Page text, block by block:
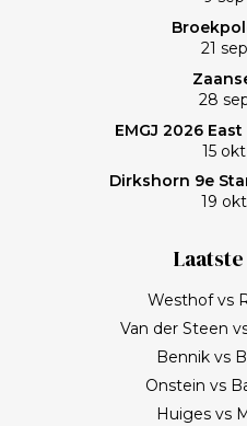
21
28
EMGJ 2026
15
Dirkshorn 9e
19
Westhof vs
Van der Steen
Bennik vs
Onstein vs
Huiges vs